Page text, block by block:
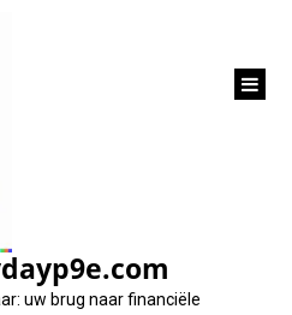
uw brug naar financiële